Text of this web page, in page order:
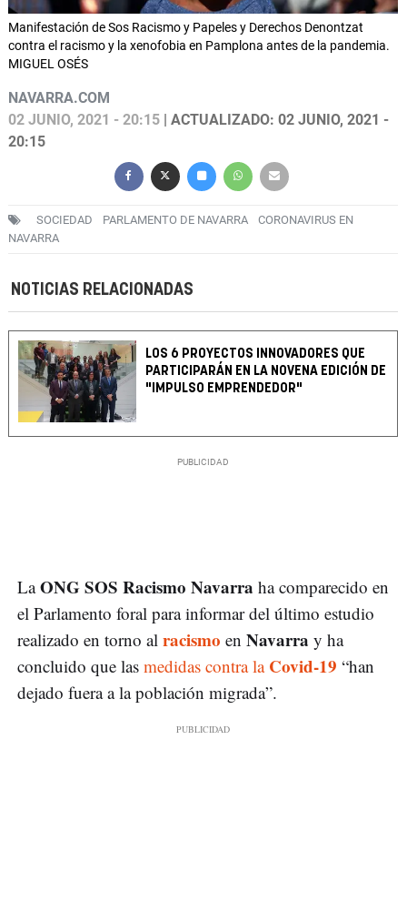
Manifestación de Sos Racismo y Papeles y Derechos Denontzat
contra el racismo y la xenofobia en Pamplona antes de la pandemia.
MIGUEL OSÉS
NAVARRA.COM
02 JUNIO, 2021 - 20:15 | ACTUALIZADO: 02 JUNIO, 2021 -
20:15
SOCIEDAD PARLAMENTO DE NAVARRA
CORONAVIRUS EN
NAVARRA
NOTICIAS RELACIONADAS
LOS 6 PROYECTOS INNOVADORES QUE
PARTICIPARÁN EN LA NOVENA EDICIÓN DE
"IMPULSO EMPRENDEDOR"
LaONG SOS Racismo Navarra ha comparecido en
el Parlamento foral para informar del último estudio
realizado en torno al racismo en Navarra y ha
concluido que las medidas contra la Covid-19 “han
dejado fuera a la población migrada”.